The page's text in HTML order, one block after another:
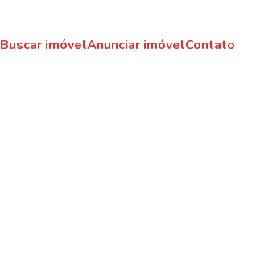
Buscar imóvelAnunciar imóvelContato